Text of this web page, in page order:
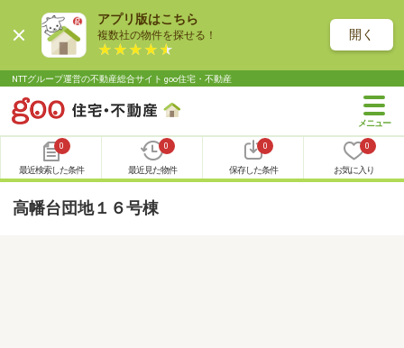
アプリ版はこちら
複数社の物件を探せる！ 開く
NTTグループ運営の不動産総合サイト goo住宅・不動産
0
最近検索した条件
0
最近見た物件
0
保存した条件
0
お気に入り
高幡台団地１６号棟